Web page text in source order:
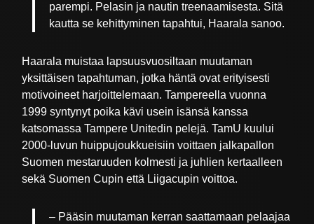
parempi. Pelasin ja nautin treenaamisesta. Sitä
kautta se kehittyminen tapahtui, Haarala sanoo.
Haarala muistaa lapsuusvuosiltaan muutaman
yksittäisen tapahtuman, jotka häntä ovat erityisesti
motivoineet harjoittelemaan. Tampereella vuonna
1999 syntynyt poika kävi usein isänsä kanssa
katsomassa Tampere Unitedin pelejä. TamU kuului
2000-luvun huippujoukkueisiin voittaen jalkapallon
Suomen mestaruuden kolmesti ja juhlien kertaalleen
sekä Suomen Cupin että Liigacupin voittoa.
– Pääsin muutaman kerran saattamaan pelaajaa